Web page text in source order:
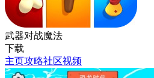
武器对战魔法
下载
主页攻略社区视频